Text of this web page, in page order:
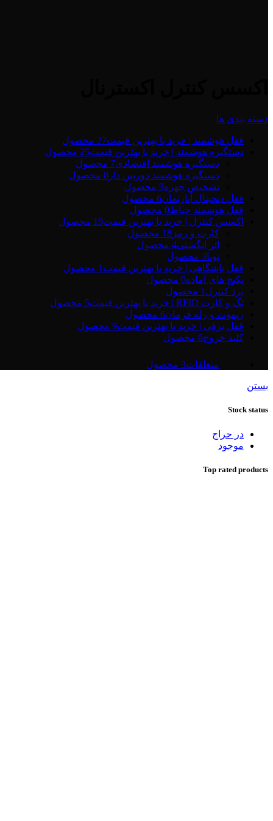
دسته بندی ها
قفل هوشمند | خرید با بهترین قیمت27 محصول
دستگیره هوشمند | خرید با بهترین قیمت25 محصول
دستگیره هوشمند اقتصادی7 محصول
دستگیره هوشمند دوربین دار 8 محصول
تشخیص چهره9 محصول
قفل دیجیتال آپارتمان6 محصول
قفل هوشمند حیاط0 محصول
اکسس کنترل | خرید با بهترین قیمت19 محصول
کارت و رمز 18 محصول
اثر انگشتی4 محصول
تویا3 محصول
قفل باشگاهی | خرید با بهترین قیمت 1 محصول
پکیج های آماده0 محصول
برد کنترل 1 محصول
تگ و کارت RFID | خرید با بهترین قیمت
5 محصول
ریموت و رله فرمان6 محصول
قفل برقی | خرید با بهترین قیمت9 محصول
کلید خروج6 محصول
متعلقات3 محصول
بستن
Stock status
در حراج
موجود
Top rated products